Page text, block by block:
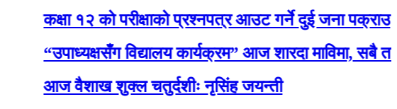
कक्षा १२ को परीक्षाको प्रश्नपत्र आउट गर्ने दुई जना पक्राउ
“उपाध्यक्षसँग विद्यालय कार्यक्रम” आज शारदा माविमा, सबै तयारी
आज वैशाख शुक्ल चतुर्दशीः नृसिंह जयन्ती